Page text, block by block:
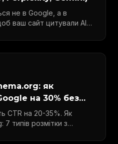
не в Google, а в
ваш сайт цитували AI-
як
на 30% без
CTR на 20-35%. Як
типів розмітки з